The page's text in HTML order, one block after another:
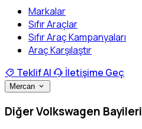
Markalar
Sıfır Araçlar
Sıfır Araç Kampanyaları
Araç Karşılaştır
Teklif Al
İletişime Geç
Mercan
Diğer Volkswagen Bayileri